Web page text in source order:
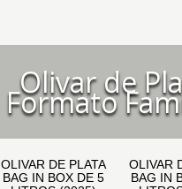
Olivar de
Formato
OLIVAR DE PLATA
BAG IN BOX DE 5
OLIVAR
BAG IN